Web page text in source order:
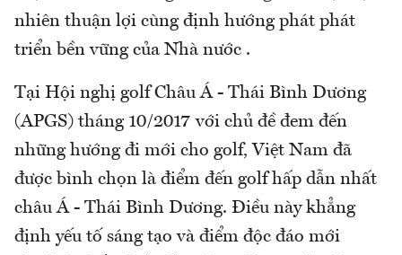
nhiên thuận lợi cùng định hướng phát phát
triển bền vững của Nhà nước .
Tại Hội nghị golf Châu Á - Thái Bình Dương
(APGS) tháng 10/2017 với chủ đề đem đến
những hướng đi mới cho golf, Việt Nam đã
được bình chọn là điểm đến golf hấp dẫn nhất
châu Á - Thái Bình Dương. Điều này khẳng
định yếu tố sáng tạo và điểm độc đáo mới